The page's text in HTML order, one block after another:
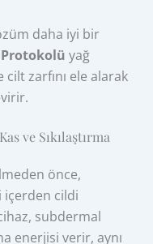
daha iyi bir
Protokolü yağ
zarfını ele alarak
ve Sıkılaştırma
önce,
cildi
subdermal
enerjisi verir, aynı